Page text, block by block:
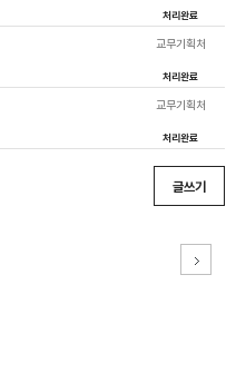
처리완료
교무기획처
처리완료
교무기획처
처리완료
글쓰기